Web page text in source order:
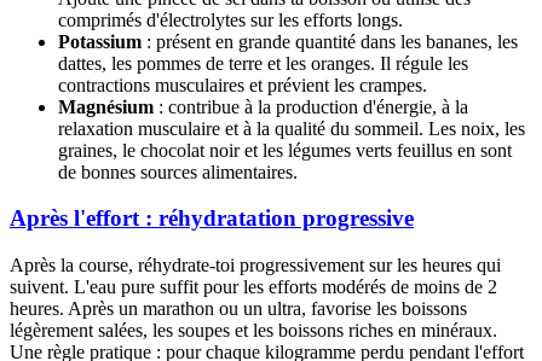
comprimés d'électrolytes sur les efforts longs.
Potassium : présent en grande quantité dans les bananes, les
dattes, les pommes de terre et les oranges. Il régule les
contractions musculaires et prévient les crampes.
Magnésium : contribue à la production d'énergie, à la
relaxation musculaire et à la qualité du sommeil. Les noix, les
graines, le chocolat noir et les légumes verts feuillus en sont
de bonnes sources alimentaires.
Après l'effort : réhydratation progressive
Après la course, réhydrate-toi progressivement sur les heures qui
suivent. L'eau pure suffit pour les efforts modérés de moins de 2
heures. Après un marathon ou un ultra, favorise les boissons
légèrement salées, les soupes et les boissons riches en minéraux.
Une règle pratique : pour chaque kilogramme perdu pendant l'effort